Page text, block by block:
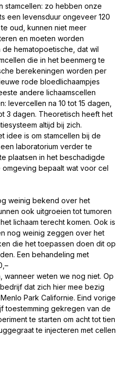
stamcellen: zo hebben onze
een levensduur ongeveer 120
oud, kunnen niet meer
en moeten worden
hematopoetische, dat wil
die in het beenmerg te
berekeningen worden per
rode bloedlichaampjes
andere lichaamscellen
levercellen na 10 tot 15 dagen,
3 dagen. Theoretisch heeft het
altijd bij zich.
idee is om stamcellen bij de
laboratorium verder te
plaatsen in het beschadigde
bepaalt wat voor cel
weinig bekend over het
ook uitgroeien tot tumoren
lichaam terecht komen. Ook is
nog weinig zeggen over het
die het toepassen doen dit op
Een behandeling met
wanneer weten we nog niet. Op
dat zich hier mee bezig
Park Californie. Eind vorige
toestemming gekregen van de
te starten om acht tot tien
te injecteren met cellen